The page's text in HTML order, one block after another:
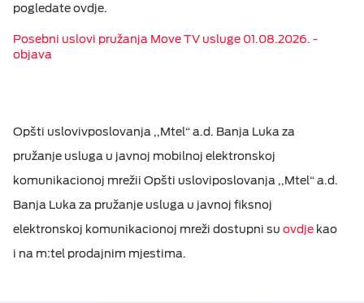
pogledate ovdje.
Posebni uslovi pružanja Move TV usluge 01.08.2026. -
objava
Opšti uslovivposlovanja ,,Mtel“ a.d. Banja Luka za
pružanje usluga u javnoj mobilnoj elektronskoj
komunikacionoj mrežii Opšti usloviposlovanja ,,Mtel“ a.d.
Banja Luka za pružanje usluga u javnoj fiksnoj
elektronskoj komunikacionoj mreži dostupni su ovdje kao
i na m:tel prodajnim mjestima.